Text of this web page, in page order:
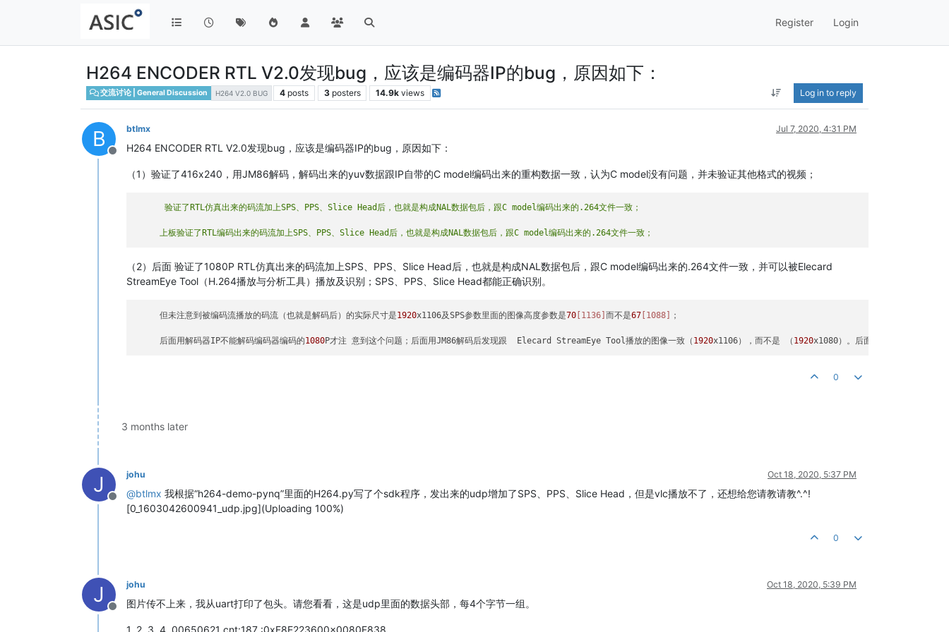
Register Login
H264 ENCODER RTL V2.0发现bug，应该是编码器IP的bug，原因如下：
交流讨论 | General Discussion H264 V2.0 BUG 4 posts 3 posters 14.9k views Log in to reply
B
Offline
btlmx Jul 7, 2020, 4:31 PM
H264 ENCODER RTL V2.0发现bug，应该是编码器IP的bug，原因如下：
（1）验证了416x240，用JM86解码，解码出来的yuv数据跟IP自带的C model编码出来的重构数据一致，认为C model没有问题，并未验证其他格式的视频；
（2）后面 验证了1080P RTL仿真出来的码流加上SPS、PPS、Slice Head后，也就是构成NAL数据包后，跟C model编码出来的.264文件一致，并可以被Elecard
StreamEye Tool（H.264播放与分析工具）播放及识别；SPS、PPS、Slice Head都能正确识别。
     但未注意到被编码流播放的码流（也就是解码后）的实际尺寸是
1920x1106及SPS参数里面的图像高度参数是70 [1136]而不是67 [1088] ；
     后面用解码器IP不能解码编码器编码的
1080P才注 意到这个问题；后面用JM86解码后发现跟  Elecard StreamEye Tool播放的图像一致（ 1920x1106），而不是 （ 1920x1080）。后面试了
0
3 months later
J
Offline
johu Oct 18, 2020, 5:37 PM
@btlmx 我根据“h264-demo-pynq”里面的H264.py写了个sdk程序，发出来的udp增加了SPS、PPS、Slice Head，但是vlc播放不了，还想给您请教请教^.^!
[0_1603042600941_udp.jpg](Uploading 100%)
0
J
Offline
johu Oct 18, 2020, 5:39 PM
图片传不上来，我从uart打印了包头。请您看看，这是udp里面的数据头部，每4个字节一组。
1..2..3..4..00650621 cnt:187 :0xF8E223600x0080F838